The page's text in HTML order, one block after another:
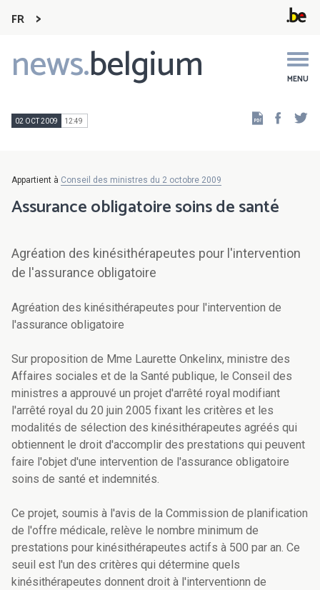
FR
news.belgium MENU
Main
navigation
02 OCT 2009 12:49
Appartient à Conseil des ministres du 2 octobre 2009
Assurance obligatoire soins de santé
Agréation des kinésithérapeutes pour l'intervention
de l'assurance obligatoire
Agréation des kinésithérapeutes pour l'intervention de
l'assurance obligatoire
Sur proposition de Mme Laurette Onkelinx, ministre des
Affaires sociales et de la Santé publique, le Conseil des
ministres a approuvé un projet d'arrêté royal modifiant
l'arrêté royal du 20 juin 2005 fixant les critères et les
modalités de sélection des kinésithérapeutes agréés qui
obtiennent le droit d'accomplir des prestations qui peuvent
faire l'objet d'une intervention de l'assurance obligatoire
soins de santé et indemnités.
Ce projet, soumis à l'avis de la Commission de planification
de l'offre médicale, relève le nombre minimum de
prestations pour kinésithérapeutes actifs à 500 par an. Ce
seuil est l'un des critères qui détermine quels
kinésithérapeutes donnent droit à l'interventionn de